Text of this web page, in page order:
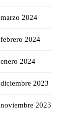
marzo 2024
febrero 2024
enero 2024
diciembre 2023
noviembre 2023